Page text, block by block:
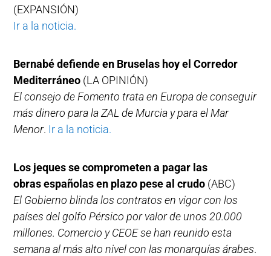
(EXPANSIÓN)
Ir a la noticia.
Bernabé defiende en Bruselas hoy el Corredor
Mediterráneo (LA OPINIÓN)
El consejo de Fomento trata en Europa de conseguir
más dinero para la ZAL de Murcia y para el Mar
Menor. Ir a la noticia.
Los jeques se comprometen a pagar las
obras españolas en plazo pese al crudo (ABC)
El Gobierno blinda los contratos en vigor con los
países del golfo Pérsico por valor de unos 20.000
millones. Comercio y CEOE se han reunido esta
semana al más alto nivel con las monarquías árabes.